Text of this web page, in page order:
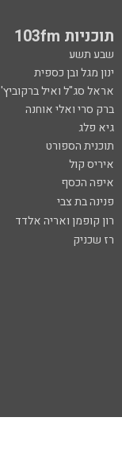
תוכניות 103fm
שבע תשע
ינון מגל ובן כספית
אראל סג"ל ואיל ברקוביץ'
ברק סרי ואלי אוחנה
גיא פלג
תוכנית הספורט
איריס קול
איפה הכסף
פנינה בת צבי
רון קופמן ואריה אלדד
רז שכניק